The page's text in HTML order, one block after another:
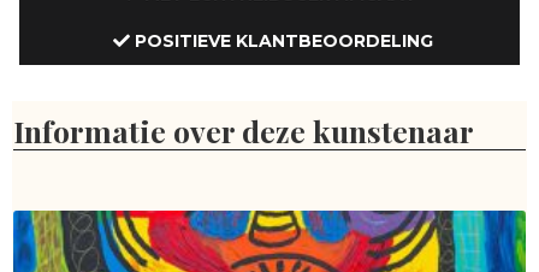
POSITIEVE KLANTBEOORDELING
Informatie over deze kunstenaar